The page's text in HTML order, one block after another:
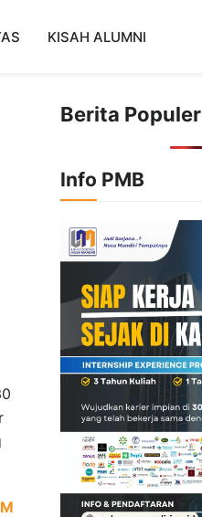
KISAH ALUMNI
Berita Populer
Info PMB